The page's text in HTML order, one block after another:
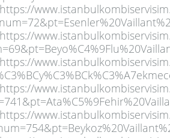
https://
https://
https://
https://
https://